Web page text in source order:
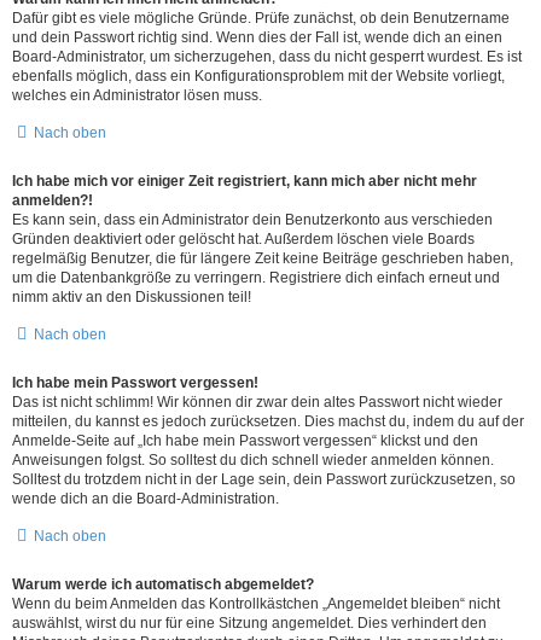
Dafür gibt es viele mögliche Gründe. Prüfe zunächst, ob dein Benutzername
und dein Passwort richtig sind. Wenn dies der Fall ist, wende dich an einen
Board-Administrator, um sicherzugehen, dass du nicht gesperrt wurdest. Es ist
ebenfalls möglich, dass ein Konfigurationsproblem mit der Website vorliegt,
welches ein Administrator lösen muss.
Nach oben
Ich habe mich vor einiger Zeit registriert, kann mich aber nicht mehr
anmelden?!
Es kann sein, dass ein Administrator dein Benutzerkonto aus verschieden
Gründen deaktiviert oder gelöscht hat. Außerdem löschen viele Boards
regelmäßig Benutzer, die für längere Zeit keine Beiträge geschrieben haben,
um die Datenbankgröße zu verringern. Registriere dich einfach erneut und
nimm aktiv an den Diskussionen teil!
Nach oben
Ich habe mein Passwort vergessen!
Das ist nicht schlimm! Wir können dir zwar dein altes Passwort nicht wieder
mitteilen, du kannst es jedoch zurücksetzen. Dies machst du, indem du auf der
Anmelde-Seite auf „Ich habe mein Passwort vergessen“ klickst und den
Anweisungen folgst. So solltest du dich schnell wieder anmelden können.
Solltest du trotzdem nicht in der Lage sein, dein Passwort zurückzusetzen, so
wende dich an die Board-Administration.
Nach oben
Warum werde ich automatisch abgemeldet?
Wenn du beim Anmelden das Kontrollkästchen „Angemeldet bleiben“ nicht
auswählst, wirst du nur für eine Sitzung angemeldet. Dies verhindert den